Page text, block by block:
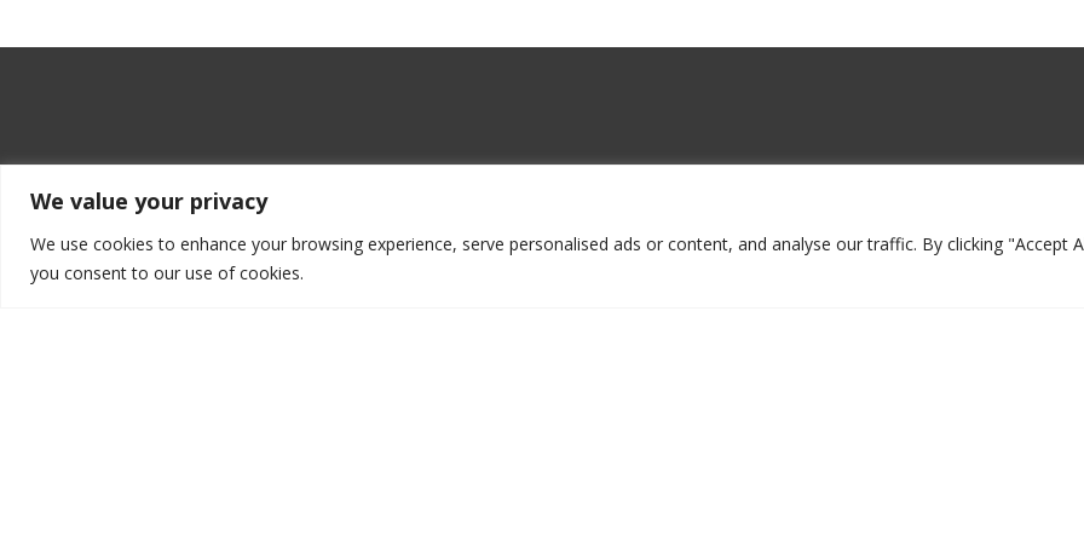
We value your privacy
We use cookies to enhance your browsing experience, serve personalised ads or content, and analyse our traffic. By clicking "Accept
you consent to our use of cookies.